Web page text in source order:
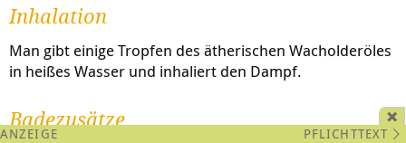
Inhalation
Man gibt einige Tropfen des ätherischen Wacholderöles
in heißes Wasser und inhaliert den Dampf.
Badezusätze
PFLICHTTEXT